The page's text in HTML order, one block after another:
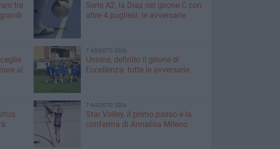
tre
Serie A2, la Diaz nel girone C con
altre 4 pugliesi: le avversarie
al
7 AGOSTO 2026
Unione, definito il girone di
Eccellenza: tutte le avversarie
7 AGOSTO 2026
Star Volley, il primo passo è la
conferma di Annalisa Mileno